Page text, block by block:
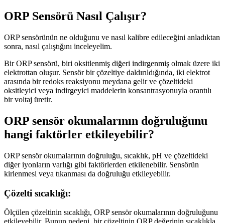
ORP Sensörü Nasıl Çalışır?
ORP sensörünün ne olduğunu ve nasıl kalibre edileceğini anladıktan
sonra, nasıl çalıştığını inceleyelim.
Bir ORP sensörü, biri oksitlenmiş diğeri indirgenmiş olmak üzere iki
elektrottan oluşur. Sensör bir çözeltiye daldırıldığında, iki elektrot
arasında bir redoks reaksiyonu meydana gelir ve çözeltideki
oksitleyici veya indirgeyici maddelerin konsantrasyonuyla orantılı
bir voltaj üretir.
ORP sensör okumalarının doğruluğunu
hangi faktörler etkileyebilir?
ORP sensör okumalarının doğruluğu, sıcaklık, pH ve çözeltideki
diğer iyonların varlığı gibi faktörlerden etkilenebilir. Sensörün
kirlenmesi veya tıkanması da doğruluğu etkileyebilir.
Çözelti sıcaklığı:
Ölçülen çözeltinin sıcaklığı, ORP sensör okumalarının doğruluğunu